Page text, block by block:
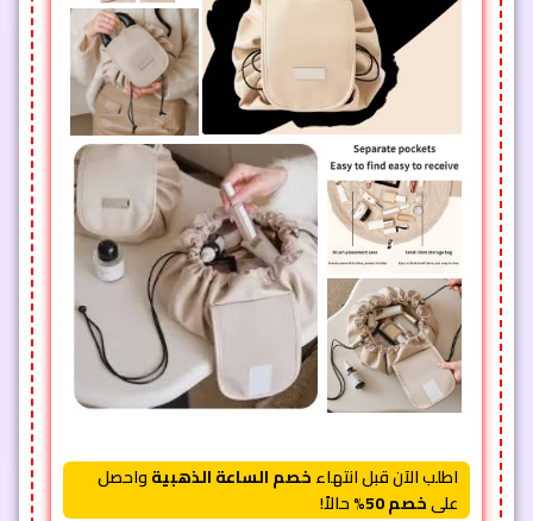
اطلب الآن قبل انتهاءخصم الساعة الذهبيةواحصل
علىخصم 50% حالاً!